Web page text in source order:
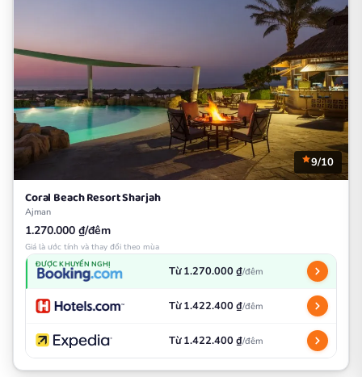
9/10
Coral Beach Resort Sharjah
Ajman
1.270.000 ₫/đêm
Giá là ước tính và thay đổi theo mùa
ĐƯỢC KHUYẾN NGHỊ Từ 1.270.000 ₫/đêm
Từ 1.422.400 ₫/đêm
Từ 1.422.400 ₫/đêm